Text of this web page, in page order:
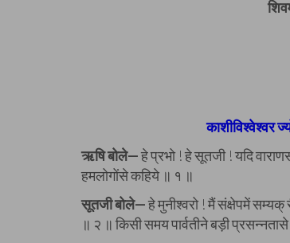
काशीविश्वेश्वर
ऋषि बोले—हे प्रभो ! हे सूतजी ! यदि
हमलोगोंसे कहिये ॥ १ ॥
सूतजी बोले—हे मुनीश्वरो ! मैं संक्षेपमें सम्यक्
॥ २ ॥ किसी समय पार्वतीने बड़ी